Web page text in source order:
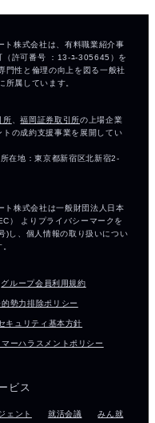
グループ会員利用規約
的勢力排除ポリシー
キュリティ基本方針
マーハラスメントポリシー